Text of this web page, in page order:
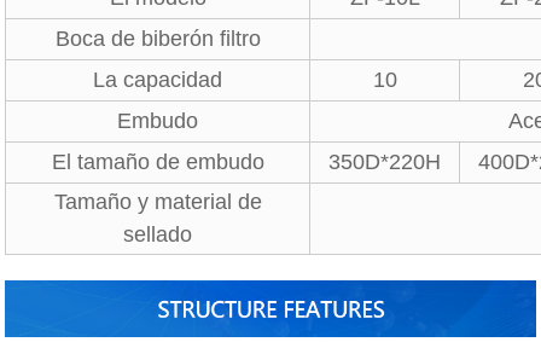
Boca de biberón filtro
La capacidad
10
Embudo
El tamaño de embudo
350D*220H
Tamaño y material de
sellado